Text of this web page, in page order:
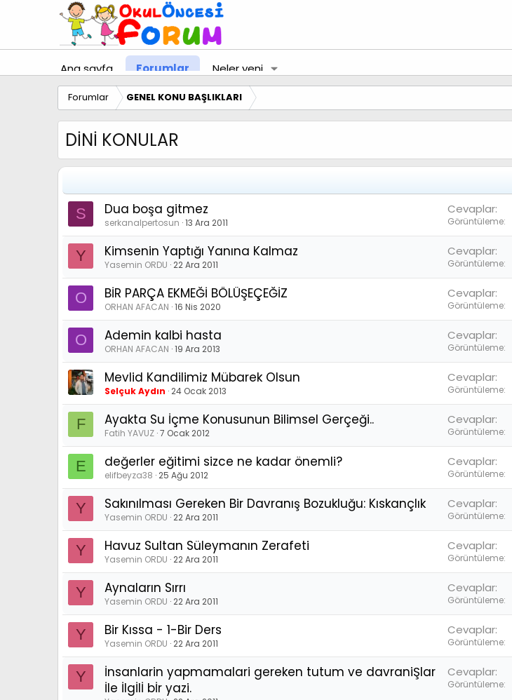
Ana sayfa Forumlar Neler yeni
Forumlar GENEL KONU BAŞLIKLARI
DİNİ KONULAR
S Dua boşa gitmez
serkanalpertosun 13 Ara 2011
Cevaplar
Görüntüleme
Y Kimsenin Yaptığı Yanına Kalmaz
Yasemin ORDU 22 Ara 2011
Cevaplar
Görüntüleme
O BİR PARÇA EKMEĞİ BÖLÜŞEÇEĞİZ
ORHAN AFACAN 16 Nis 2020
Cevaplar
Görüntüleme
O Ademin kalbi hasta
ORHAN AFACAN 19 Ara 2013
Cevaplar
Görüntüleme
Mevlid Kandilimiz Mübarek Olsun
Selçuk Aydın 24 Ocak 2013
Cevaplar
Görüntüleme
F Ayakta Su İçme Konusunun Bilimsel Gerçeği..
Fatih YAVUZ 7 Ocak 2012
Cevaplar
Görüntüleme
E değerler eğitimi sizce ne kadar önemli?
elifbeyza38 25 Ağu 2012
Cevaplar
Görüntüleme
Y Sakınılması Gereken Bir Davranış Bozukluğu: Kıskançlık
Yasemin ORDU 22 Ara 2011
Cevaplar
Görüntüleme
Y Havuz Sultan Süleymanın Zerafeti
Yasemin ORDU 22 Ara 2011
Cevaplar
Görüntüleme
Y Aynaların Sırrı
Yasemin ORDU 22 Ara 2011
Cevaplar
Görüntüleme
Y Bir Kıssa - 1-Bir Ders
Yasemin ORDU 22 Ara 2011
Cevaplar
Görüntüleme
Y
İnsanlarin yapmamalari gereken tutum ve davraniŞlar
İle İlgİlİ bİr yazi.
Cevaplar
Görüntüleme